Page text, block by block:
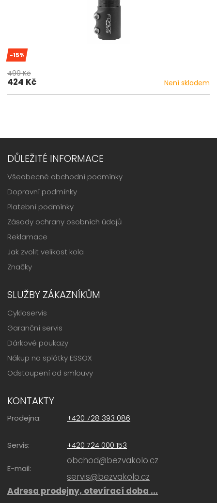
-15%
499 Kč
424 Kč Není skladem
DŮLEŽITÉ INFORMACE
Všeobecné obchodní podmínky
Dopravní podmínky
Platební podmínky
Zásady ochrany osobních údajů
Reklamace
Jak zvolit velikost kola
Značky
SLUŽBY ZÁKAZNÍKŮM
Cykloservis
Garanční servis
Dárkové poukazy
Nákup na splátky ESSOX
Odstoupení od smlouvy
KONTAKTY
Prodejna: +420 728 393 086
Servis: +420 724 000 153
E-mail:
obchod@bezvakolo.cz
servis@bezvakolo.cz
Adresa prodejny, otevírací doba ...